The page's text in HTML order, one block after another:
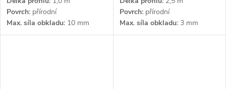
Povrch přírodní
Max. síla obkladu 10 mm
Povrchpřírodní
Max. síla obkladu3 mm